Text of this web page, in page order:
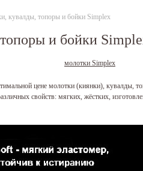
кувалды, топоры и бойки Simplex
и бойки
молотки Simplex
цене молотки (киянки), кувалды,
свойств: мягких, жёстких,